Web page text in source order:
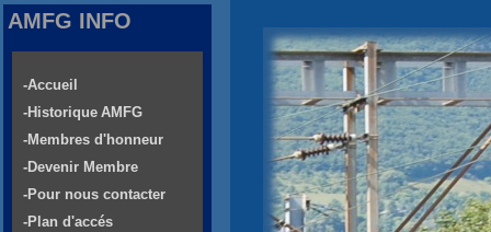
AMFG INFO
-Accueil
-Historique AMFG
-Membres d'honneur
-Devenir Membre
-Pour nous contacter
-Plan d'accés